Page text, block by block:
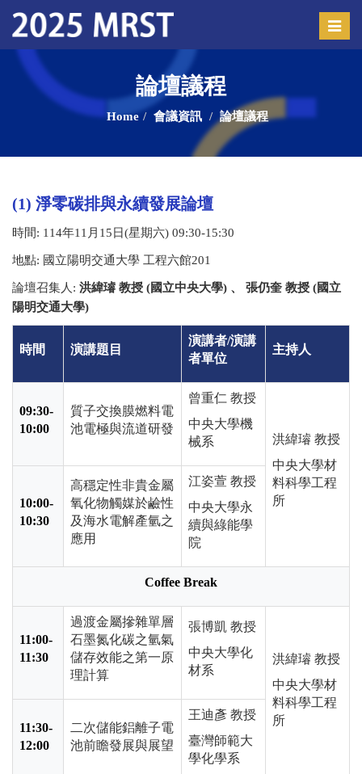
Toggle
論壇議程
Home 會議資訊 論壇議程
(1) 淨零碳排與永續發展論壇
時間: 114年11 月 15 日(星期六) 09:30-15:30
地點: 國立陽明交通大學 工程六館201
論壇召集人 : 洪緯璿 教授 (國立中央大學) 、 張仍奎 教授 (國立
陽明交通大學)
時間 演講題目
演講者/演講
者單位
主持人
09:30-
10:00
質子交換膜燃料電
池電極與流道研發
曾重仁 教授
中央大學機
械系
洪緯璿 教授
中央大學材
料科學工程
所
10:00-
10:30
高穩定性非貴金屬
氧化物觸媒於鹼性
及海水電解產氫之
應用
江姿萱 教授
中央大學永
續與綠能學
院
Coffee Break
11:00-
11:30
過渡金屬摻雜單層
石墨氮化碳之氫氣
儲存效能之第一原
理計算
張博凱 教授
中央大學化
材系
洪緯璿 教授
中央大學材
料科學工程
所
11:30-
12:00
二次儲能鋁離子電
池前瞻發展與展望
王迪彥 教授
臺灣師範大
學化學系